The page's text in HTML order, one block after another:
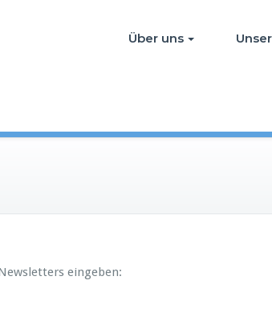
Über uns
eingeben: